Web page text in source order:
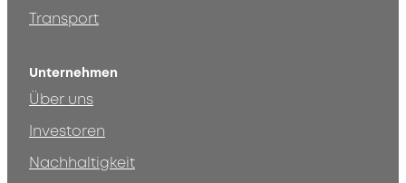
Transport
Unternehmen
Über uns
Investoren
Nachhaltigkeit